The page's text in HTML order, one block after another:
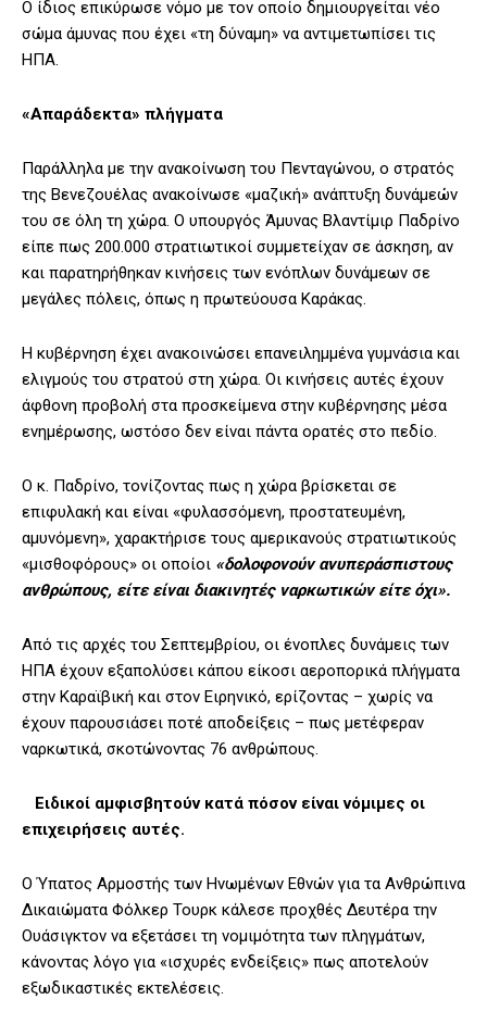
Ο ίδιος επικύρωσε νόμο με τον οποίο δημιουργείται νέο
σώμα άμυνας που έχει «τη δύναμη» να αντιμετωπίσει τις
ΗΠΑ.
«Απαράδεκτα» πλήγματα
Παράλληλα με την ανακοίνωση του Πενταγώνου, ο στρατός
της Βενεζουέλας ανακοίνωσε «μαζική» ανάπτυξη δυνάμεών
του σε όλη τη χώρα. Ο υπουργός Άμυνας Βλαντίμιρ Παδρίνο
είπε πως 200.000 στρατιωτικοί συμμετείχαν σε άσκηση, αν
και παρατηρήθηκαν κινήσεις των ενόπλων δυνάμεων σε
μεγάλες πόλεις, όπως η πρωτεύουσα Καράκας.
Η κυβέρνηση έχει ανακοινώσει επανειλημμένα γυμνάσια και
ελιγμούς του στρατού στη χώρα. Οι κινήσεις αυτές έχουν
άφθονη προβολή στα προσκείμενα στην κυβέρνησης μέσα
ενημέρωσης, ωστόσο δεν είναι πάντα ορατές στο πεδίο.
Ο κ. Παδρίνο, τονίζοντας πως η χώρα βρίσκεται σε
επιφυλακή και είναι «φυλασσόμενη, προστατευμένη,
αμυνόμενη», χαρακτήρισε τους αμερικανούς στρατιωτικούς
«μισθοφόρους» οι οποίοι «δολοφονούν ανυπεράσπιστους
ανθρώπους, είτε είναι διακινητές ναρκωτικών είτε όχι».
Από τις αρχές του Σεπτεμβρίου, οι ένοπλες δυνάμεις των
ΗΠΑ έχουν εξαπολύσει κάπου είκοσι αεροπορικά πλήγματα
στην Καραϊβική και στον Ειρηνικό, ερίζοντας – χωρίς να
έχουν παρουσιάσει ποτέ αποδείξεις – πως μετέφεραν
ναρκωτικά, σκοτώνοντας 76 ανθρώπους.
Ειδικοί αμφισβητούν κατά πόσον είναι νόμιμες οι
επιχειρήσεις αυτές.
Ο Ύπατος Αρμοστής των Ηνωμένων Εθνών για τα Ανθρώπινα
Δικαιώματα Φόλκερ Τουρκ κάλεσε προχθές Δευτέρα την
Ουάσιγκτον να εξετάσει τη νομιμότητα των πληγμάτων,
κάνοντας λόγο για «ισχυρές ενδείξεις» πως αποτελούν
εξωδικαστικές εκτελέσεις.